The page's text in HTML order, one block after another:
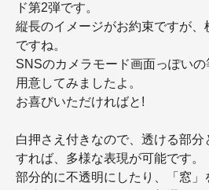
ド第2弾です。
縦長のイメージがお約束ですが、
ですね。
SNSのカメラモード画面っぽい
用意してみましたよ。
お喜びいただければと!
白押さえ付きなので、透ける部
すれば、多様な表現が可能です。
部分的に不透明にしたり、「窓」